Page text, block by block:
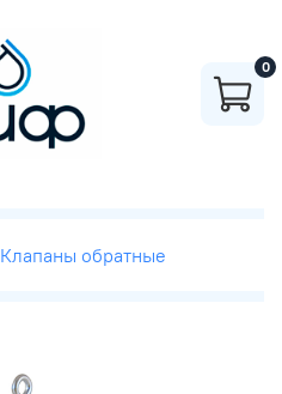
0
Клапаны обратные